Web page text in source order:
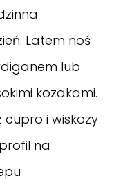
Latem noś
lub
kozakami.
cupro i wiskozy
profil na